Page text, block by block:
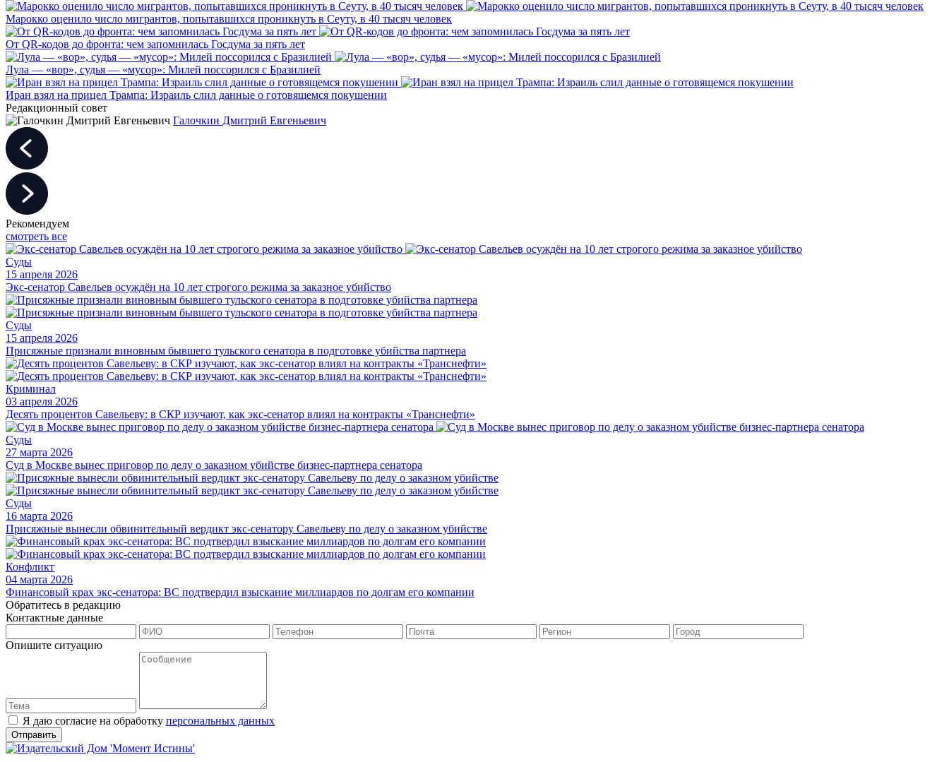
Марокко оценило число мигрантов, попытавшихся проникнуть в Сеуту, в 40 тысяч человек
От QR-кодов до фронта: чем запомнилась Госдума за пять лет
Лула — «вор», судья — «мусор»: Милей поссорился с Бразилией
Иран взял на прицел Трампа: Израиль слил данные о готовящемся покушении
Редакционный совет
Галочкин Дмитрий Евгеньевич
Рекомендуем
смотреть все
Суды
15 апреля 2026
Экс-сенатор Савельев осуждён на 10 лет строгого режима за заказное убийство
Суды
15 апреля 2026
Присяжные признали виновным бывшего тульского сенатора в подготовке убийства партнера
Криминал
03 апреля 2026
Десять процентов Савельеву: в СКР изучают, как экс-сенатор влиял на контракты «Транснефти»
Суды
27 марта 2026
Суд в Москве вынес приговор по делу о заказном убийстве бизнес-партнера сенатора
Суды
16 марта 2026
Присяжные вынесли обвинительный вердикт экс-сенатору Савельеву по делу о заказном убийстве
Конфликт
04 марта 2026
Финансовый крах экс-сенатора: ВС подтвердил взыскание миллиардов по долгам его компании
Обратитесь в редакцию
Контактные данные
Опишите ситуацию
Я даю согласие на обработку персональных данных